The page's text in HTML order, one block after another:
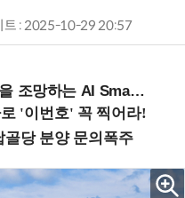
트 : 2025-10-29 20:57
Summit 2026 (9/11 코엑스)